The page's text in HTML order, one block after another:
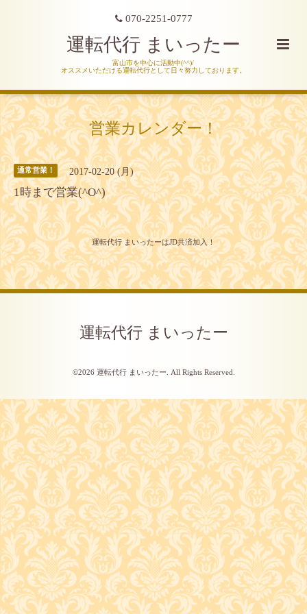
070-2251-0777
運転代行 まいったー
富山市を中心に活動中(^^)/
オススメいただける運転代行として日々努力しております。
営業カレンダー！
通常営業！ 2017-02-20 (月)
1時まで営業(^O^)
運転代行 まいったーはJD共済加入！
運転代行 まいったー
©2026 運転代行 まいったー . All Rights Reserved.